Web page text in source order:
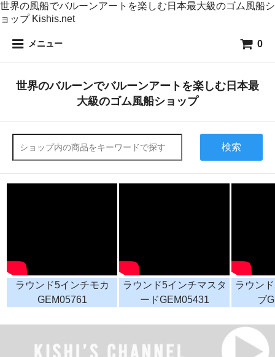
世界の風船でバルーンアートを楽しむ日本最大級のゴム風船シ
ョップ Kishis.net
メニュー 0
世界のバルーンでバルーンアートを楽しむ日本最
大級のゴム風船ショップ
検索
ラウンド5インチモカ
GEM05761
ラウンド5インチマスタ
ードGEM05431
ラウン
ブ